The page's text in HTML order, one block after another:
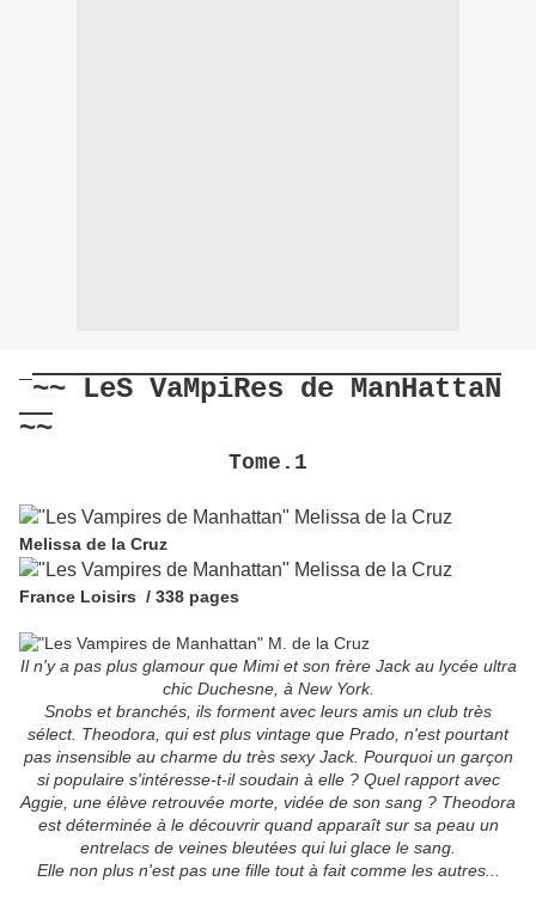
~~ LeS VaMpiRes de ManHattaN
~~
Tome.1
Melissa de la Cruz
France Loisirs / 338 pages
Il n'y a pas plus glamour que Mimi et son frère Jack au lycée ultra
chic Duchesne, à New York.
Snobs et branchés, ils forment avec leurs amis un club très
sélect. Theodora, qui est plus vintage que Prado, n'est pourtant
pas insensible au charme du très sexy Jack. Pourquoi un garçon
si populaire s'intéresse-t-il soudain à elle ? Quel rapport avec
Aggie, une élève retrouvée morte, vidée de son sang ? Theodora
est déterminée à le découvrir quand apparaît sur sa peau un
entrelacs de veines bleutées qui lui glace le sang.
Elle non plus n'est pas une fille tout à fait comme les autres...